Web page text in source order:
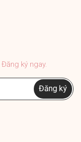
ký ngay.
Đăng ký